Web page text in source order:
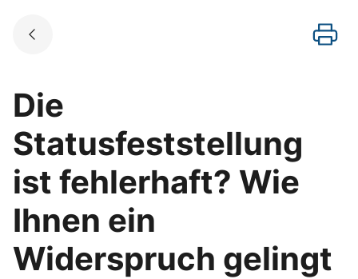
Die
Statusfeststellung
ist fehlerhaft? Wie
Ihnen ein
Widerspruch gelingt